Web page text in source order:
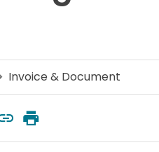
Invoice & Document